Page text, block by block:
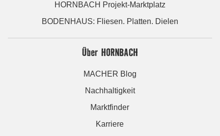
HORNBACH Projekt-Marktplatz
BODENHAUS: Fliesen. Platten. Dielen
Über HORNBACH
MACHER Blog
Nachhaltigkeit
Marktfinder
Karriere